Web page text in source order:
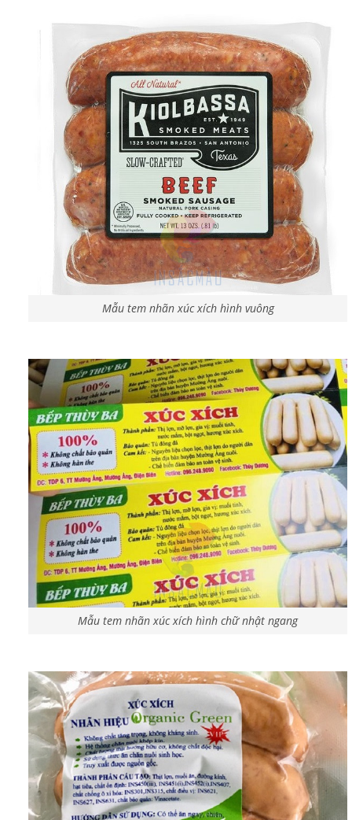
Mẫu tem nhãn xúc xích hình vuông
Mẫu tem nhãn xúc xích hình chữ nhật ngang